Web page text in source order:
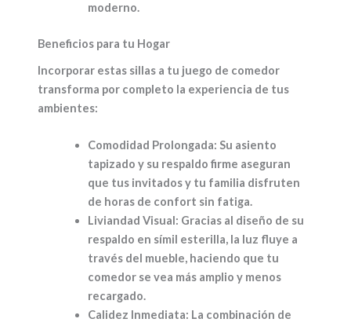
moderno.
Beneficios para tu Hogar
Incorporar estas sillas a tu juego de comedor
transforma por completo la experiencia de tus
ambientes:
Comodidad Prolongada: Su asiento
tapizado y su respaldo firme aseguran
que tus invitados y tu familia disfruten
de horas de confort sin fatiga.
Liviandad Visual: Gracias al diseño de su
respaldo en símil esterilla, la luz fluye a
través del mueble, haciendo que tu
comedor se vea más amplio y menos
recargado.
Calidez Inmediata: La combinación de